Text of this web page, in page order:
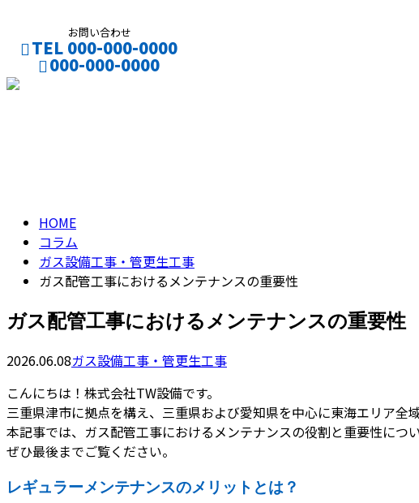
お問い合わせ
TEL 000-000-0000
000-000-0000
HOME
コラム
ガス設備工事・管更生工事
ガス配管工事におけるメンテナンスの重要性
ガス配管工事におけるメンテナンスの重要性
2026.06.08ガス設備工事・管更生工事
こんにちは！株式会社TW設備です。
三重県津市に拠点を構え、三重県および愛知県を中心に東海エリア全
本記事では、ガス配管工事におけるメンテナンスの役割と重要性につ
ぜひ最後までご覧ください。
レギュラーメンテナンスのメリットとは？